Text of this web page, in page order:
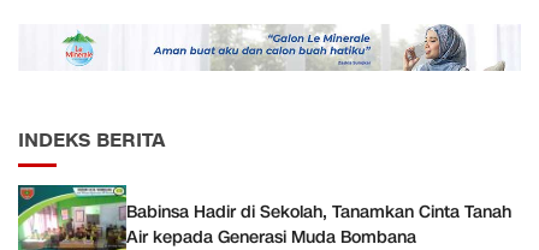
JMD dan JMF
INDEKS BERITA
Babinsa Hadir di Sekolah, Tanamkan Cinta Tanah
Air kepada Generasi Muda Bombana